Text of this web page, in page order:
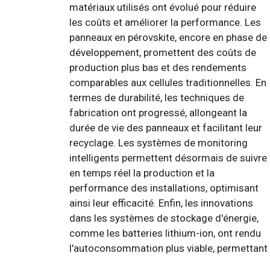
matériaux utilisés ont évolué pour réduire
les coûts et améliorer la performance. Les
panneaux en pérovskite, encore en phase de
développement, promettent des coûts de
production plus bas et des rendements
comparables aux cellules traditionnelles. En
termes de durabilité, les techniques de
fabrication ont progressé, allongeant la
durée de vie des panneaux et facilitant leur
recyclage. Les systèmes de monitoring
intelligents permettent désormais de suivre
en temps réel la production et la
performance des installations, optimisant
ainsi leur efficacité. Enfin, les innovations
dans les systèmes de stockage d'énergie,
comme les batteries lithium-ion, ont rendu
l'autoconsommation plus viable, permettant